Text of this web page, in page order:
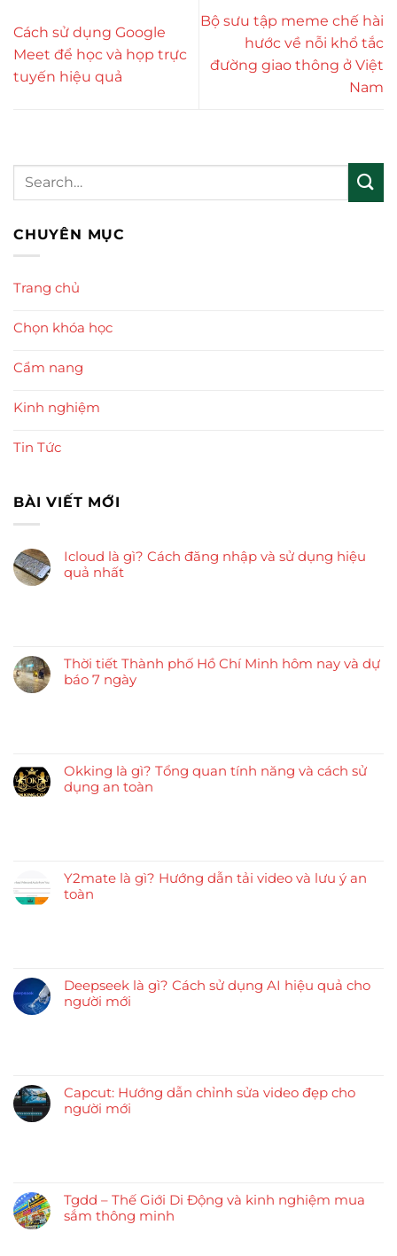
Cách sử dụng Google
Meet để học và họp trực
tuyến hiệu quả
Bộ sưu tập meme chế hài
hước về nỗi khổ tắc
đường giao thông ở Việt
Nam
CHUYÊN MỤC
Trang chủ
Chọn khóa học
Cẩm nang
Kinh nghiệm
Tin Tức
BÀI VIẾT MỚI
Icloud là gì? Cách đăng nhập và sử dụng hiệu
quả nhất
Thời tiết Thành phố Hồ Chí Minh hôm nay và dự
báo 7 ngày
Okking là gì? Tổng quan tính năng và cách sử
dụng an toàn
Y2mate là gì? Hướng dẫn tải video và lưu ý an
toàn
Deepseek là gì? Cách sử dụng AI hiệu quả cho
người mới
Capcut: Hướng dẫn chỉnh sửa video đẹp cho
người mới
Tgdd – Thế Giới Di Động và kinh nghiệm mua
sắm thông minh